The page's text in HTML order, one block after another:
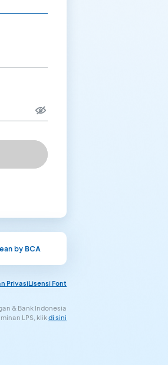
by BCA
PrivasiLisensi Font
& Bank Indonesia
LPS, klikdi sini